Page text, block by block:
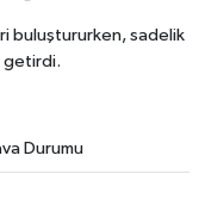
buluştururken, sadelik
getirdi.
Durumu